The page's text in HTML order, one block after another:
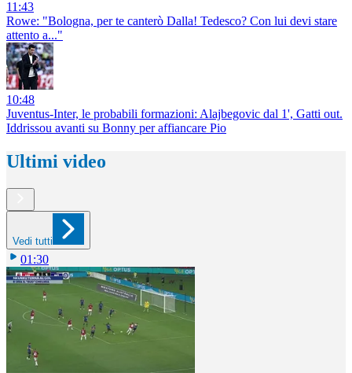
11:43
Rowe: "Bologna, per te canterò Dalla! Tedesco? Con lui devi stare
attento a..."
10:48
Juventus-Inter, le probabili formazioni: Alajbegovic dal 1', Gatti out.
Iddrissou avanti su Bonny per affiancare Pio
Ultimi video
Vedi tutti
01:30